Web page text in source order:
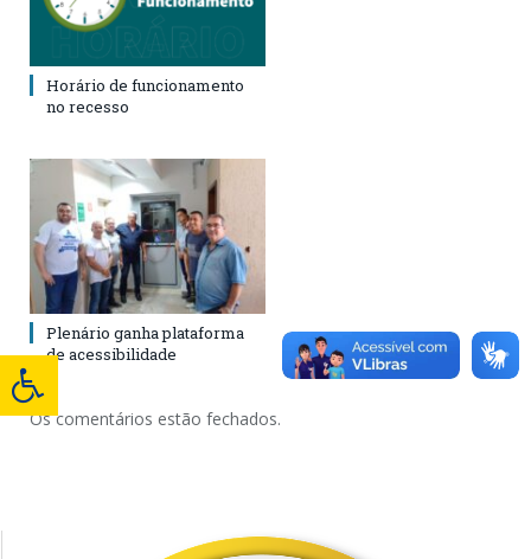
Horário de funcionamento
no recesso
Plenário ganha plataforma
de acessibilidade
Os comentários estão fechados.